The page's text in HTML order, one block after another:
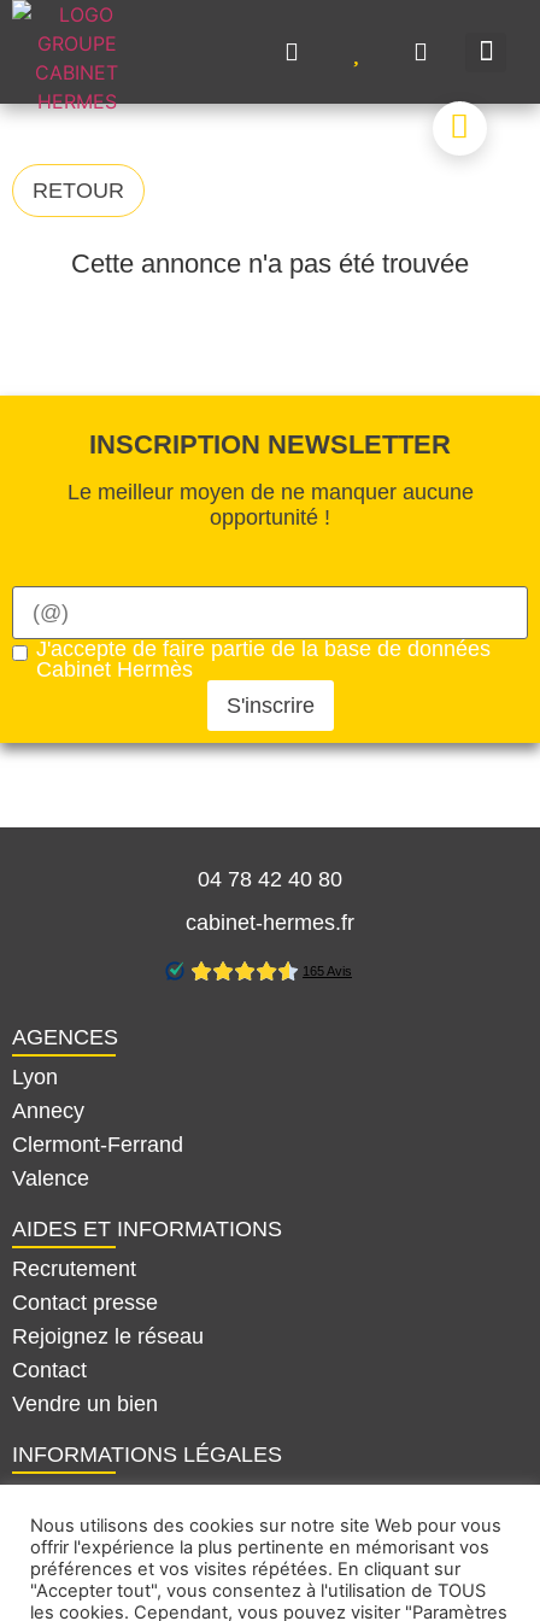
RETOUR
Cette annonce n'a pas été trouvée
INSCRIPTION NEWSLETTER
Le meilleur moyen de ne manquer aucune
opportunité !
J'accepte de faire partie de la base de données
Cabinet Hermès
S'inscrire
04 78 42 40 80
cabinet-hermes.fr
AGENCES
Lyon
Annecy
Clermont-Ferrand
Valence
AIDES ET INFORMATIONS
Recrutement
Contact presse
Rejoignez le réseau
Contact
Vendre un bien
INFORMATIONS LÉGALES
Politique de confidentialité
Plan du site
Nous utilisons des cookies sur notre site Web pour vous
offrir l'expérience la plus pertinente en mémorisant vos
préférences et vos visites répétées. En cliquant sur
"Accepter tout", vous consentez à l'utilisation de TOUS
les cookies. Cependant, vous pouvez visiter "Paramètres